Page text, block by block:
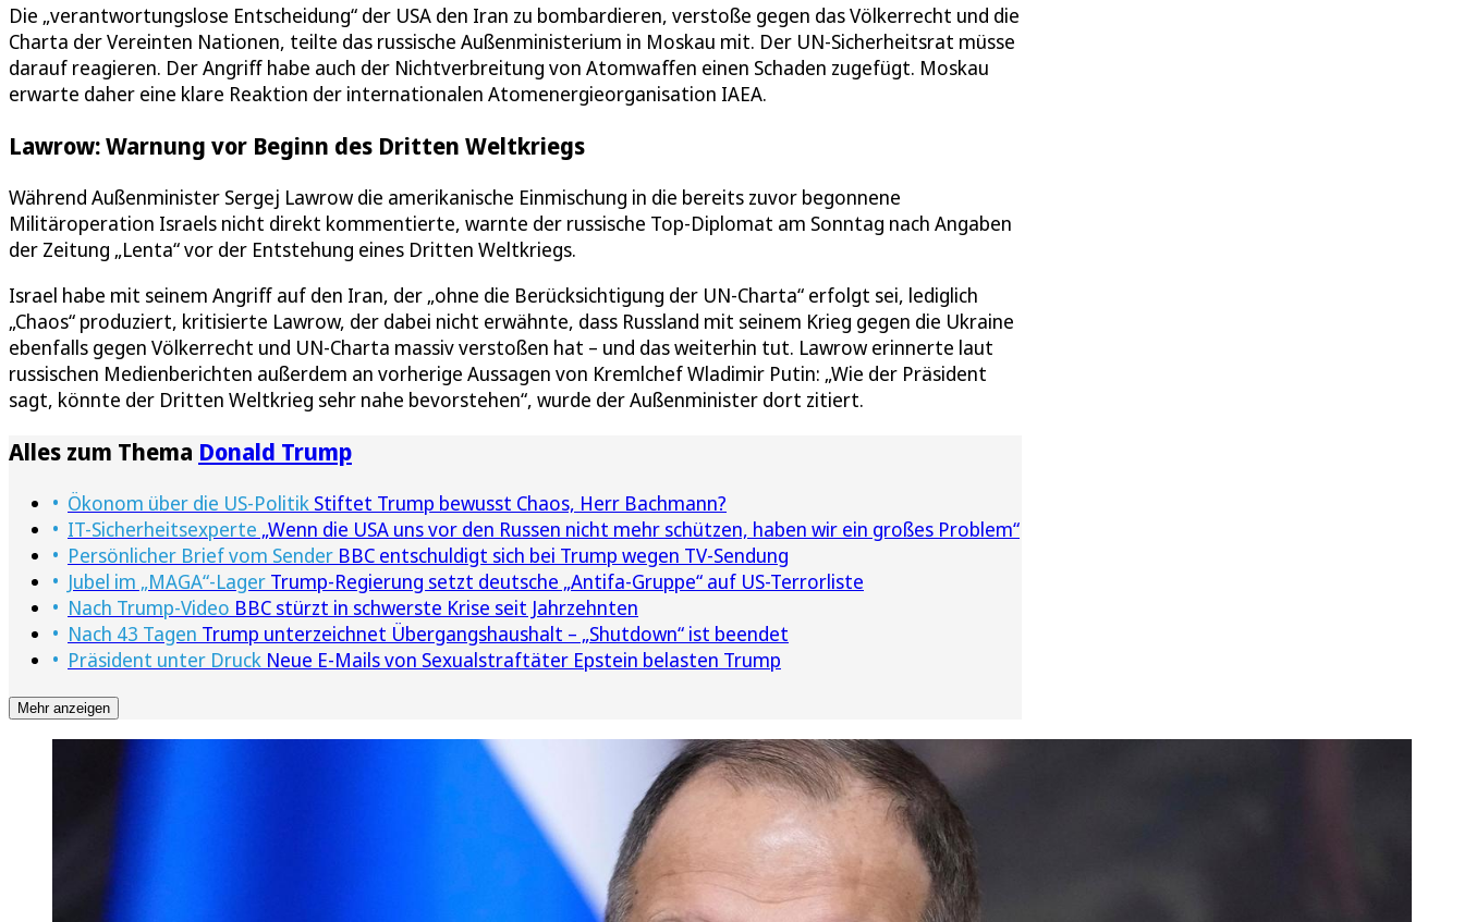
Die „verantwortungslose Entscheidung“ der USA den Iran zu bombardieren, verstoße gegen das Völkerrecht und die
Charta der Vereinten Nationen, teilte das russische Außenministerium in Moskau mit. Der UN-Sicherheitsrat müsse
darauf reagieren. Der Angriff habe auch der Nichtverbreitung von Atomwaffen einen Schaden zugefügt. Moskau
erwarte daher eine klare Reaktion der internationalen Atomenergieorganisation IAEA.
Lawrow: Warnung vor Beginn des Dritten Weltkriegs
Während Außenminister Sergej Lawrow die amerikanische Einmischung in die bereits zuvor begonnene
Militäroperation Israels nicht direkt kommentierte, warnte der russische Top-Diplomat am Sonntag nach Angaben
der Zeitung „Lenta“ vor der Entstehung eines Dritten Weltkriegs.
Israel habe mit seinem Angriff auf den Iran, der „ohne die Berücksichtigung der UN-Charta“ erfolgt sei, lediglich
„Chaos“ produziert, kritisierte Lawrow, der dabei nicht erwähnte, dass Russland mit seinem Krieg gegen die Ukraine
ebenfalls gegen Völkerrecht und UN-Charta massiv verstoßen hat – und das weiterhin tut. Lawrow erinnerte laut
russischen Medienberichten außerdem an vorherige Aussagen von Kremlchef Wladimir Putin: „Wie der Präsident
sagt, könnte der Dritten Weltkrieg sehr nahe bevorstehen“, wurde der Außenminister dort zitiert.
Alles zum Thema Donald Trump
Ökonom über die US-Politik Stiftet Trump bewusst Chaos, Herr Bachmann?
IT-Sicherheitsexperte „Wenn die USA uns vor den Russen nicht mehr schützen, haben wir ein großes Problem“
Persönlicher Brief vom Sender BBC entschuldigt sich bei Trump wegen TV-Sendung
Jubel im „MAGA“-Lager Trump-Regierung setzt deutsche „Antifa-Gruppe“ auf US-Terrorliste
Nach Trump-Video BBC stürzt in schwerste Krise seit Jahrzehnten
Nach 43 Tagen Trump unterzeichnet Übergangshaushalt – „Shutdown“ ist beendet
Präsident unter Druck Neue E-Mails von Sexualstraftäter Epstein belasten Trump
Mehr anzeigen